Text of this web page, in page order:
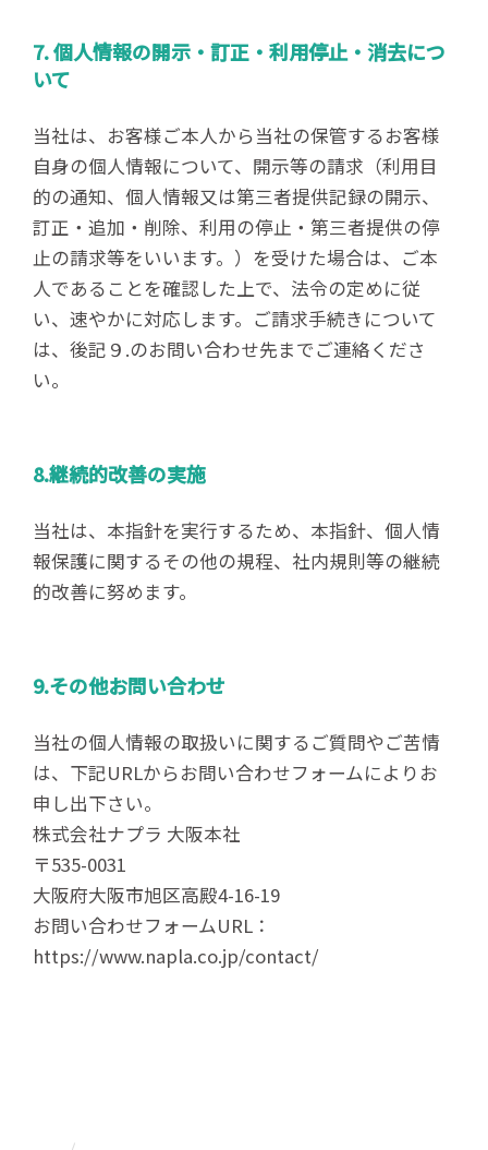
7. 個人情報の開示・訂正・利用停止・消去につ
いて
当社は、お客様ご本人から当社の保管するお客様
自身の個人情報について、開示等の請求（利用目
的の通知、個人情報又は第三者提供記録の開示、
訂正・追加・削除、利用の停止・第三者提供の停
止の請求等をいいます。）を受けた場合は、ご本
人であることを確認した上で、法令の定めに従
い、速やかに対応します。ご請求手続きについて
は、後記９.のお問い合わせ先までご連絡くださ
い。
8.継続的改善の実施
当社は、本指針を実行するため、本指針、個人情
報保護に関するその他の規程、社内規則等の継続
的改善に努めます。
9.その他お問い合わせ
当社の個人情報の取扱いに関するご質問やご苦情
は、下記URLからお問い合わせフォームによりお
申し出下さい。
株式会社ナプラ 大阪本社
〒535-0031
大阪府大阪市旭区高殿4-16-19
お問い合わせフォームURL：
https://www.napla.co.jp/contact/